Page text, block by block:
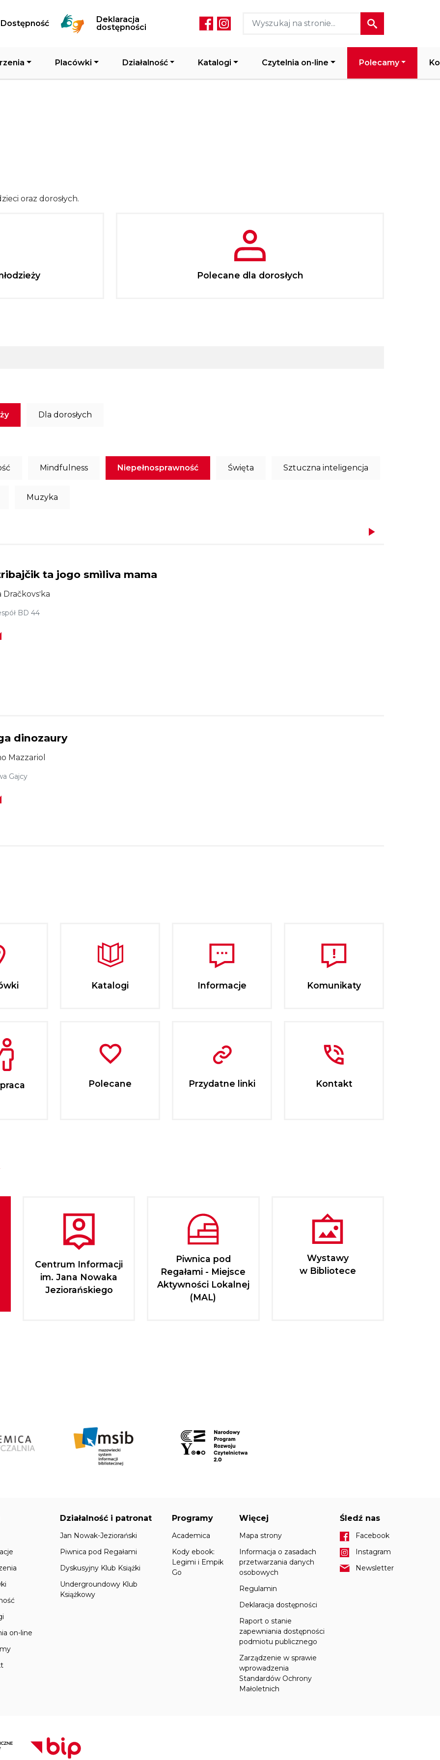
Dostępność
Deklaracja
dostępności
Social media header
Placówki Działalność Katalogi Czytelnia on-line Polecamy
oraz dorosłych.
Polecane dla dorosłych
Dla dorosłych
Mindfulness Niepełnosprawność Święta Sztuczna inteligencja
Muzyka
ta jogo smìliva mama
Dračkovsʹka
BD 44
dinozaury
Mazzariol
Gajcy
Katalogi Informacje Komunikaty
Polecane Przydatne linki Kontakt
Centrum Informacji
im. Jana Nowaka
Jeziorańskiego
Piwnica pod
Regałami - Miejsce
Aktywności Lokalnej
(MAL)
Wystawy
w Bibliotece
on-line
Działalność i patronat
Jan Nowak-Jeziorański
Piwnica pod Regałami
Dyskusyjny Klub Książki
Undergroundowy Klub
Książkowy
Programy
Academica
Kody ebook:
Legimi i Empik
Go
Więcej
Mapa strony
Informacja o zasadach
przetwarzania danych
osobowych
Regulamin
Deklaracja dostępności
Raport o stanie
zapewniania dostępności
podmiotu publicznego
Zarządzenie w sprawie
wprowadzenia
Standardów Ochrony
Małoletnich
Śledź nas
Facebook
Instagram
Newsletter